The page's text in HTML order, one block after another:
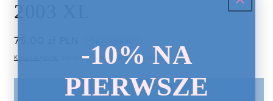
2003 XL
Cena
regularna
75,00 zł PLN
Koszt wysyłki obliczony przy realizacji zakupu.
Sprzedane
-10% NA
PIERWSZE